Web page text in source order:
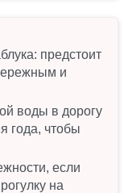
предстоит
и
воды в дорогу
года, чтобы
если
на